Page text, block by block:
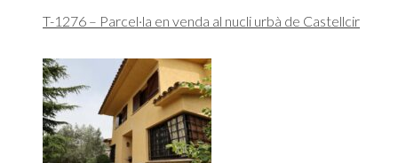
T-1276 – Parcel·la en venda al nucli urbà de Castellcir